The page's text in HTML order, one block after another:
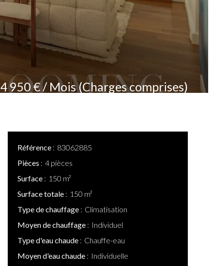
4 950 € / Mois (Charges comprises)
Référence
83062885
Pièces
4 pièces
Surface
150 m²
Surface totale
150 m²
Type de chauffage
Climatisation
Moyen de chauffage
Individuel
Type d'eau chaude
Chauffe-eau
Moyen d'eau chaude
Individuelle